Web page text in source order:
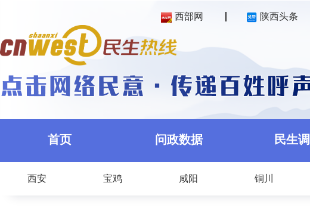
西部网 陕西头条
首页 问政数据 民生
西安 宝鸡 咸阳 铜川